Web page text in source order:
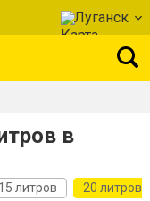
Луганск
в
15 литров 20 литров